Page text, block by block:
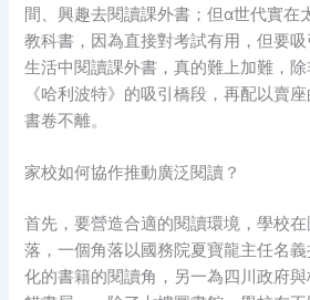
間、興趣去閱讀課外書；但α世代實在
教科書，因為直接對考試有用，但要
生活中閱讀課外書，真的難上加難，
《哈利波特》的吸引橋段，再配以賣
書卷不離。
家校如何協作推動廣泛閱讀？
首先，要營造合適的閱讀環境，學校
落，一個角落以國務院夏寶龍主任名
化的書籍的閱讀角，另一為四川政府